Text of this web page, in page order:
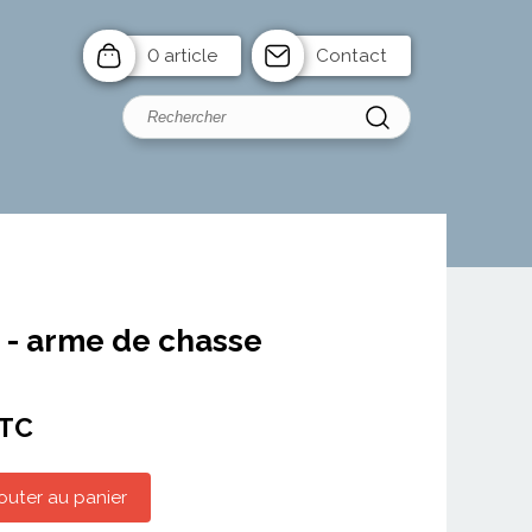
0 article Contact
arme de chasse
au panier